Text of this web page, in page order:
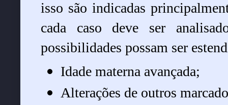
isso são indicadas
cada caso deve ser
possibilidades possam ser
Idade materna avançada;
Alterações de outros